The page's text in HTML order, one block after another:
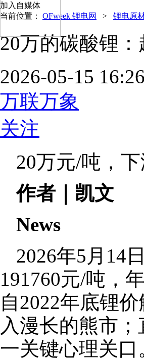
加入自媒体
当前位置： OFweek 锂电网 > 锂电原
20万的碳酸锂
2026-05-15 16:26
万联万象
关注
20万元/吨，
作者｜凯文
News
2026年5月14
191760元/吨，
自2022年底锂
入漫长的熊市
一关键心理关口